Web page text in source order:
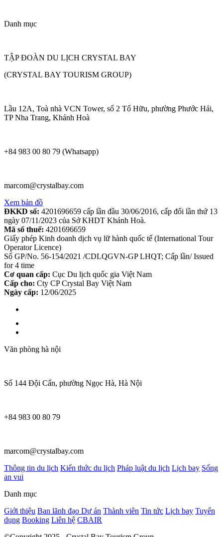
Danh mục
TẬP ĐOÀN DU LỊCH CRYSTAL BAY
(CRYSTAL BAY TOURISM GROUP)
Lầu 12A, Toà nhà VCN Tower, số 2 Tố Hữu, phường Phước Hải,
TP Nha Trang, Khánh Hoà
+84 983 00 80 79 (Whatsapp)
marcom@crystalbay.com
Xem bản đồ
ĐKKD số: 4201696659 cấp lần đầu 30/06/2016, cấp đổi lần thứ 13
ngày 07/11/2023 của Sở KHDT Khánh Hoà.
Mã số thuế: 4201696659
Giấy phép Kinh doanh dịch vụ lữ hành quốc tế (International Tour
Operator Licence)
Số GP/No. 56-154/2021 /CDLQGVN-GP LHQT; Cấp lần/ Issued
for 4 time
Cơ quan cấp: Cục Du lịch quốc gia Việt Nam
Cấp cho: Cty CP Crystal Bay Việt Nam
Ngày cấp: 12/06/2025
Văn phòng hà nội
Số 144 Đội Cấn, phường Ngọc Hà, Hà Nội
+84 983 00 80 79
marcom@crystalbay.com
Thông tin du lịch Kiến thức du lịch Pháp luật du lịch Lịch bay Sống
an vui
Danh mục
Giới thiệu Ban lãnh đạo Dự án Thành viên Tin tức Lịch bay Tuyển
dụng Booking Liên hệ CBAIR